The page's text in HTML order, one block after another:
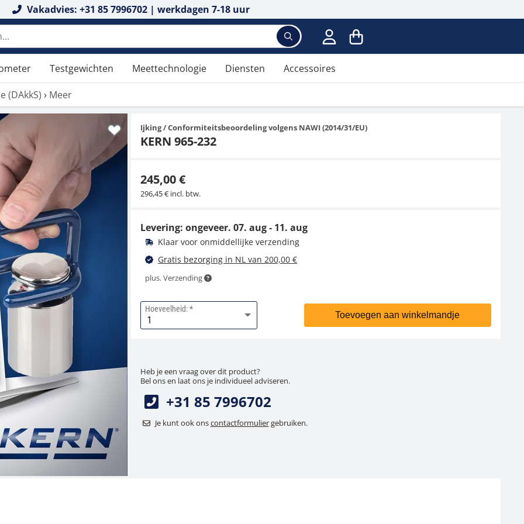
Vakadvies: +31 85 7996702 | werkdagen 7-18 uur
Testgewichten Meettechnologie Diensten Accessoires
(DAkkS) › Meer
Ijking / Conformiteitsbeoordeling volgens NAWI (2014/31/EU)
KERN 965-232
245,00 €
296,45 € incl. btw.
Levering: ongeveer. 07. aug - 11. aug
Klaar voor onmiddellijke verzending
Gratis bezorging in NL van 200,00 €
plus. Verzending
Hoeveelheid:
Toevoegen aan winkelmandje
Heb je een vraag over dit product?
Bel ons en laat ons je individueel adviseren.
+31 85 7996702
Je kunt ook onscontactformuliergebruiken.